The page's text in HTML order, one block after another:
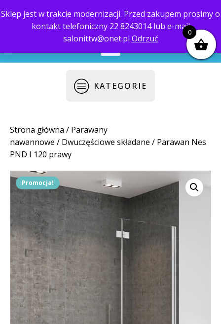
Sklep jest w trakcie modernizacji. Przed zakupem prosimy o
kontakt telefoniczny 22 8243014 lub e-mail
salonittw@onet.pl Odrzuć
biuro@saloni.pl 22 559-10-50
KATEGORIE
Strona główna / Parawany
nawannowe / Dwuczęściowe składane / Parawan Nes
PND I 120 prawy
Promocja!
0